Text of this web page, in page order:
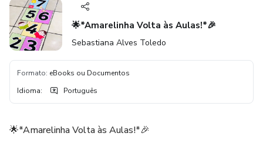
🌟*Amarelinha Volta às Aulas!*🎉
Sebastiana Alves Toledo
Formato: eBooks ou Documentos
Idioma: Português
🌟*Amarelinha Volta às Aulas!*🎉